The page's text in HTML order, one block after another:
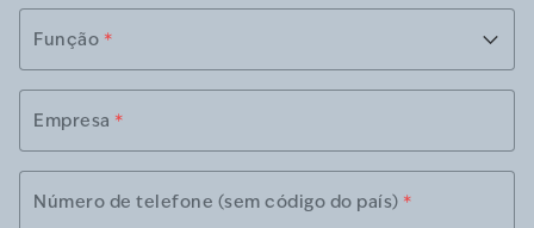
Função *
Empresa *
Número de telefone (sem código do país) *